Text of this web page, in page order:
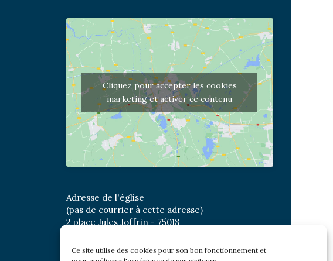
Ce site utilise des cookies pour son bon fonctionnement et
Cliquez pour accepter les cookies
marketing et activer ce contenu
Adresse de l'église
(pas de courrier à cette adresse)
2 place Jules Joffrin - 75018
Bus : Mairie du XVIII